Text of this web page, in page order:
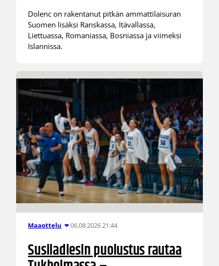
Dolenc on rakentanut pitkän ammattilaisuran
Suomen lisäksi Ranskassa, Itävallassa,
Liettuassa, Romaniassa, Bosniassa ja viimeksi
Islannissa.
Maaottelu 06.08.2026 21:44
Susiladiesin puolustus rautaa